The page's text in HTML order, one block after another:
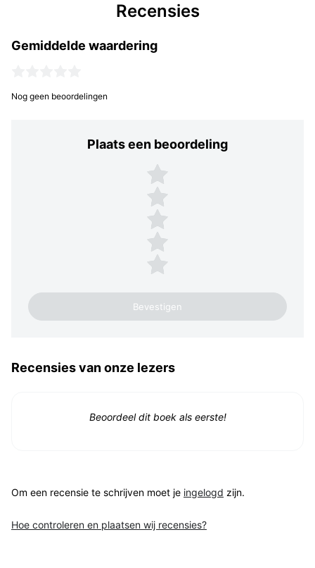
Recensies
Gemiddelde waardering
Nog geen beoordelingen
Plaats een beoordeling
Plaats een beoordeling
5 sterren
4 sterren
3 sterren
2 sterren
1 ster
Recensies van onze lezers
Beoordeel dit boek als eerste!
Om een recensie te schrijven moet je ingelogd zijn.
Hoe controleren en plaatsen wij recensies?